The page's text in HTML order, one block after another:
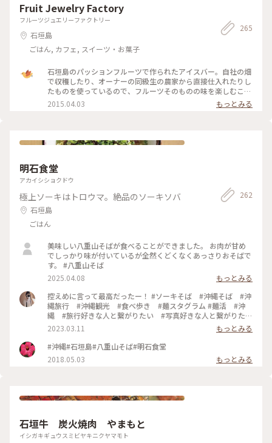
Fruit Jewelry Factory
フルーツジュエリーファクトリー
石垣島
ごはん, カフェ, スイーツ・お菓子
265
石垣島のパッションフルーツで作られたアイスバー。自社の畑
で収穫したり、オーナーの同級生の農家から直接仕入れたりし
たものを使っているので、フルーツそのものの味を楽しむこと
ができます。 #石垣島 #フルーツ
2015.04.03 もっとみる
明石食堂
アカイシショクドウ
極上ソーキはトロウマ。絶品のソーキソバ
石垣島
ごはん
262
美味しい八重山そばが食べることができました。 お肉が甘め
でしっかり味が付いているが全然くどくなくあっさりおそばで
す。 #八重山そば
2025.04.08
もっとみる
控えめに言って最高だったー！ #ソーキそば #沖縄そば #沖
縄旅行 #沖縄観光 #食べ歩き #麺スタグラム #麺活 #沖
縄 #旅行好きな人と繋がりたい #写真好きな人と繋がりた
い #福岡写真部 #福岡カメラ部 #オリンパス
#olympuspen #カメラ好きな人と繋がりたい
#retrip_gourmet #sucle_gourmet #明石食堂 #ご当地グル
メ #行列のできる店 #jalan_travel #Myことりっぷ
2023.03.11
もっとみる
#沖縄#石垣島#八重山そば#明石食堂
2018.05.03
もっとみる
石垣牛 炭火焼肉 やまもと
イシガキギュウスミビヤキニクヤマモト